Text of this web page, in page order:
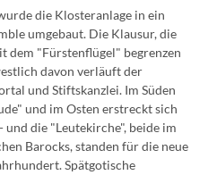
die Klosteranlage in ein
umgebaut. Die Klausur, die
dem "Fürstenflügel" begrenzen
davon verläuft der
und Stiftskanzlei. Im Süden
und im Osten erstreckt sich
die "Leutekirche", beide im
Barocks, standen für die neue
Spätgotische